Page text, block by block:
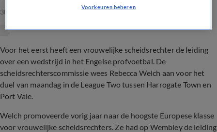
30 mrt 2021, 15:42
Voor het eerst heeft een vrouwelijke scheidsrechter de leiding
over een wedstrijd in het Engelse profvoetbal. De
scheidsrechterscommissie wees Rebecca Welch aan voor het
duel van maandag in de League Two tussen Harrogate Town en
Port Vale.
Welch promoveerde vorig jaar naar de hoogste Europese klasse
voor vrouwelijke scheidsrechters. Ze had op Wembley de leiding
Voorkeuren beheren